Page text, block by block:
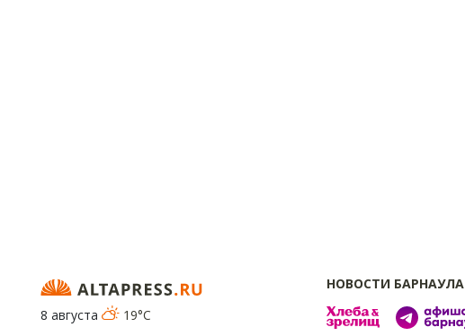
НОВОСТИ БАРНАУЛА
8 августа
19°C